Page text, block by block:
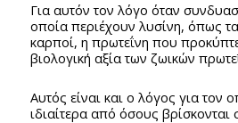
Για αυτόν τον λόγο όταν
οποία περιέχουν λυσίνη, όπως
καρποί, η πρωτεΐνη που
βιολογική αξία των ζωικών
Αυτός είναι και ο λόγος για τον
ιδιαίτερα από όσους βρίσκονται